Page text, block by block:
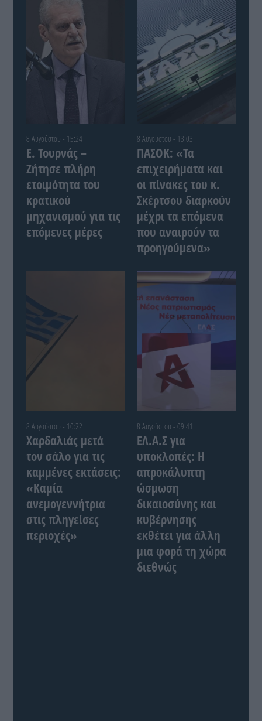
8 Αυγούστου - 15:24
Ε. Τουρνάς –
Ζήτησε πλήρη
ετοιμότητα του
κρατικού
μηχανισμού για τις
επόμενες μέρες
8 Αυγούστου - 13:03
ΠΑΣΟΚ: «Τα
επιχειρήματα και
οι πίνακες του κ.
Σκέρτσου διαρκούν
μέχρι τα επόμενα
που αναιρούν τα
προηγούμενα»
8 Αυγούστου - 10:22
Χαρδαλιάς μετά
τον σάλο για τις
καμμένες εκτάσεις:
«Καμία
ανεμογεννήτρια
στις πληγείσες
περιοχές»
8 Αυγούστου - 09:41
ΕΛ.Α.Σ για
υποκλοπές: Η
απροκάλυπτη
ώσμωση
δικαιοσύνης και
κυβέρνησης
εκθέτει για άλλη
μια φορά τη χώρα
διεθνώς